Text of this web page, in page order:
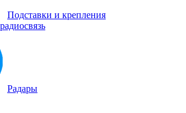
Подставки и крепления
Радары